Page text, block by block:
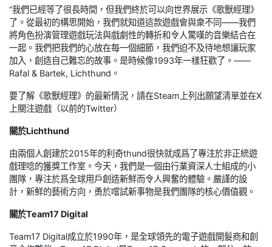
“我們已經等了很長時間，但我們終於可以向世界展示《歌獸經理》
了。從最初的構思開始，我們就知道這款遊戲會與衆不同——我們
將角色扮演管理遊戲玩法與戲劇性的轉折和令人驚嘆的音樂結合在
一起。我們把我們的心放在每一個細節，我們迫不及待地想讓玩家
加入，創造自己難忘的故事。是時候像1993年一樣狂歡了。——
Rafal & Bartek, Lichthund。
要了解《歌獸經理》的最新情況，請在Steam上列出願望清單並在X
上關注遊戲（以前的Twitter）
關於Lichthund
由兩個人創建於2015年的利奇thund很快就成爲了專注於非正統遊
戲理唸的獲獎工作室。今天，我們是一個由行業資深人士組成的小
團隊，專注於爲全球用戶創造新鮮而令人興奮的體驗。嚴謹的設
計，新鮮的藝術方向，勇於嚐試新事物是我們團隊的核心價值觀。
關於Team17 Digital
Team17 Digital成立於1990年，是全球領先的電子遊戲開髮商和創